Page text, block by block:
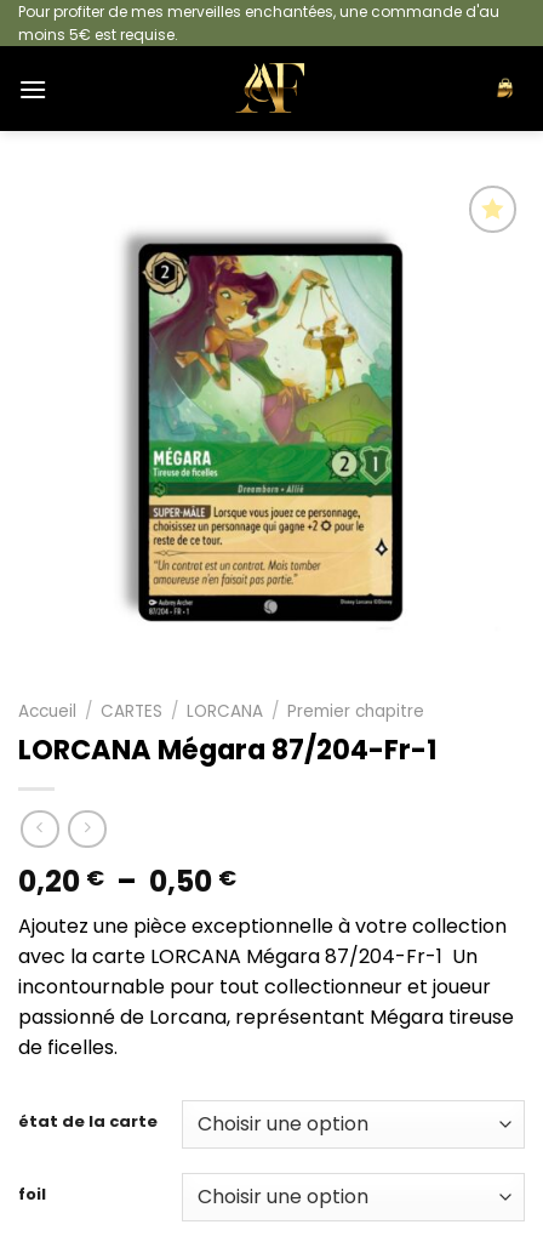
Passer
au
contenu
Pour profiter de mes merveilles enchantées, une commande d'au
moins 5€ est requise.
Accueil / CARTES / LORCANA / Premier chapitre
LORCANA Mégara 87/204-Fr-1
0,20 € – 0,50 €Plage
de
prix :
0,20 €
à
0,50 €
Ajoutez une pièce exceptionnelle à votre collection
avec la carte LORCANA Mégara 87/204-Fr-1 Un
incontournable pour tout collectionneur et joueur
passionné de Lorcana, représentant Mégara tireuse
de ficelles.
état de la carte
foil